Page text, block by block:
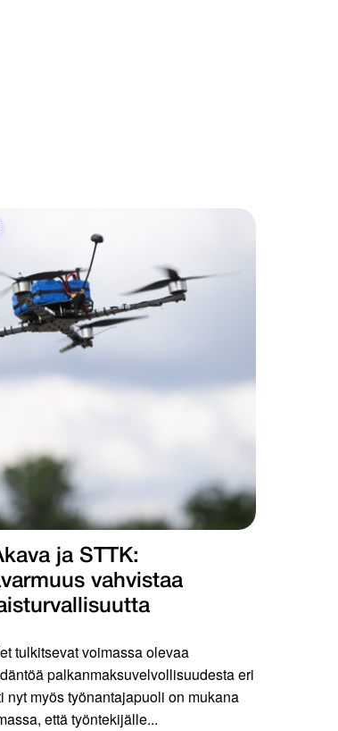
ja STTK:
vahvistaa
tulkitsevat voimassa olevaa
palkanmaksuvelvollisuudesta eri
nyt myös työnantajapuoli on mukana
että työntekijälle...